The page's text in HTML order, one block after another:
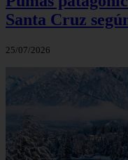
Santa Cruz
25/07/2026